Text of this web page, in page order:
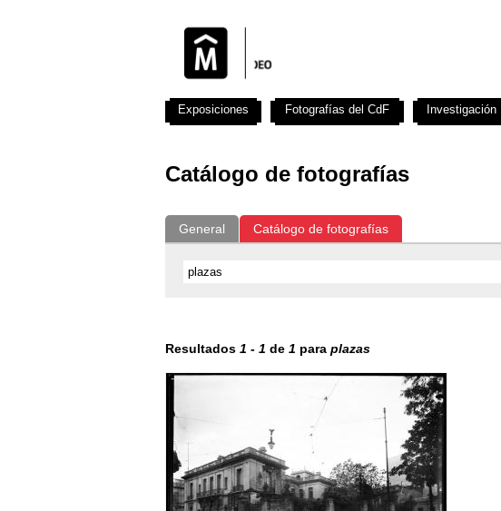
Catálogo de fotografías
General Catálogo de fotografías
Resultados 1 - 1 de 1 para plazas
Exposiciones Fotografías del CdF Investigación